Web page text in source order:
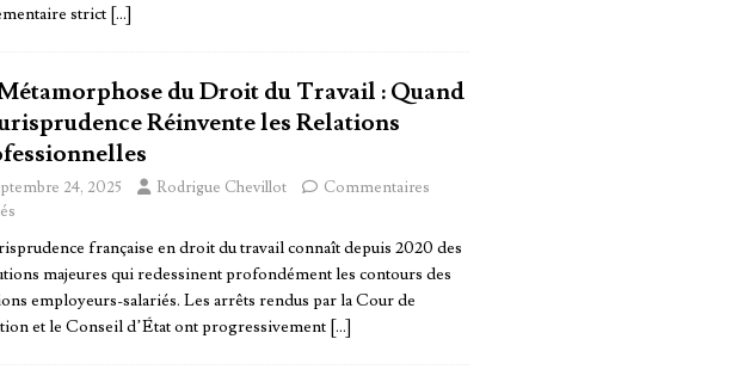
strict […]
du Droit du Travail : Quand
Réinvente les Relations
24, 2025 Rodrigue Chevillot
Commentaires
française en droit du travail connaît depuis 2020 des
majeures qui redessinent profondément les contours des
employeurs-salariés. Les arrêts rendus par la Cour de
et le Conseil d’État ont progressivement […]